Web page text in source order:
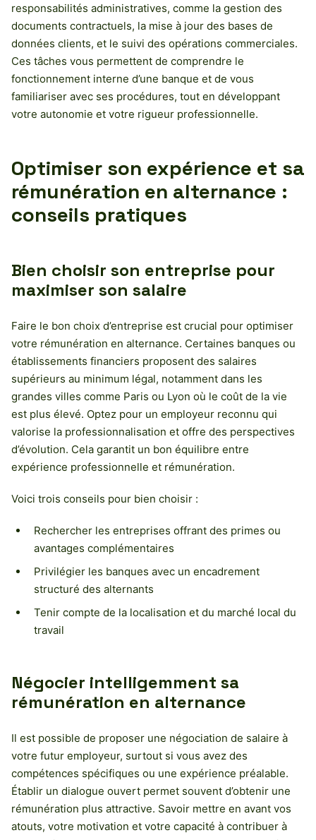
responsabilités administratives, comme la gestion des
documents contractuels, la mise à jour des bases de
données clients, et le suivi des opérations commerciales.
Ces tâches vous permettent de comprendre le
fonctionnement interne d’une banque et de vous
familiariser avec ses procédures, tout en développant
votre autonomie et votre rigueur professionnelle.
Optimiser son expérience et sa
rémunération en alternance :
conseils pratiques
Bien choisir son entreprise pour
maximiser son salaire
Faire le bon choix d’entreprise est crucial pour optimiser
votre rémunération en alternance. Certaines banques ou
établissements financiers proposent des salaires
supérieurs au minimum légal, notamment dans les
grandes villes comme Paris ou Lyon où le coût de la vie
est plus élevé. Optez pour un employeur reconnu qui
valorise la professionnalisation et offre des perspectives
d’évolution. Cela garantit un bon équilibre entre
expérience professionnelle et rémunération.
Voici trois conseils pour bien choisir :
Rechercher les entreprises offrant des primes ou
avantages complémentaires
Privilégier les banques avec un encadrement
structuré des alternants
Tenir compte de la localisation et du marché local du
travail
Négocier intelligemment sa
rémunération en alternance
Il est possible de proposer une négociation de salaire à
votre futur employeur, surtout si vous avez des
compétences spécifiques ou une expérience préalable.
Établir un dialogue ouvert permet souvent d’obtenir une
rémunération plus attractive. Savoir mettre en avant vos
atouts, votre motivation et votre capacité à contribuer à